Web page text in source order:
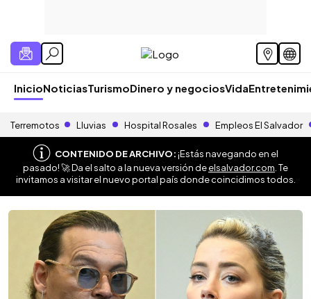
InicioNoticiasTurismoDinero y negociosVida
Terremotos Lluvias Hospital Rosales Empleos El Salvador
CONTENIDO DE ARCHIVO:¡Estás navegando en el
pasado! 🚀 Da el salto a la nueva versión deelsalvador.com . Te
invitamos a visitar el nuevo portal país donde coincidimos todos.